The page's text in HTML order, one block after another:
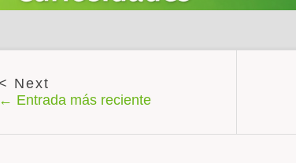
← Entrada más reciente